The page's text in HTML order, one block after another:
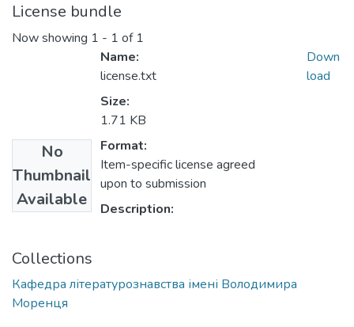
License bundle
Now showing 1 - 1 of 1
No
Thumbnail
Available
Name:
license.txt
Size:
1.71 KB
Format:
Item-specific license agreed
upon to submission
Description:
Down
load
Collections
Кафедра літературознавства імені Володимира
Моренця